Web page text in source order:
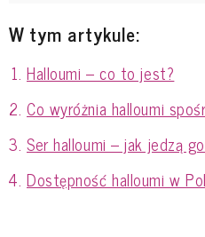
W tym artykule:
Halloumi – co to jest?
Co wyróżnia halloumi
Ser halloumi – jak jedzą
Dostępność halloumi w